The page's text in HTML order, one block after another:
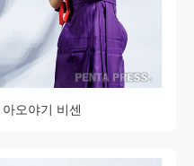
오야기 비센